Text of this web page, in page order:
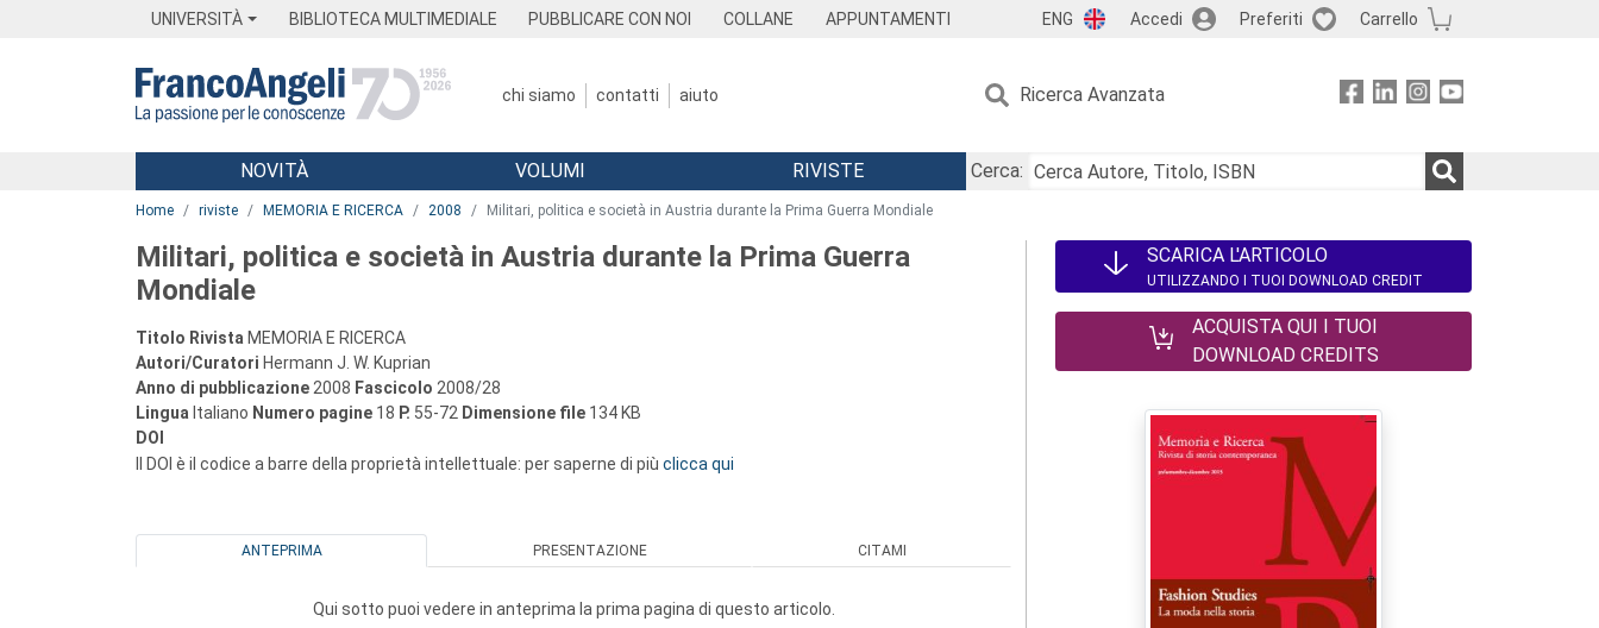
UNIVERSITÀ BIBLIOTECA MULTIMEDIALE PUBBLICARE CON NOI COLLANE APPUNTAMENTI ENG Accedi Preferiti Carrello
chi siamo contatti aiuto Ricerca Avanzata
Menu
NOVITÀ VOLUMI RIVISTE
Cerca:
Home riviste MEMORIA E RICERCA 2008 Militari, politica e società in Austria durante la Prima Guerra Mondiale
Militari, politica e società in Austria durante la Prima Guerra
Mondiale
Titolo Rivista MEMORIA E RICERCA
Autori/Curatori Hermann J. W. Kuprian
Anno di pubblicazione 2008 Fascicolo 2008/28
Lingua Italiano Numero pagine 18 P. 55-72 Dimensione file 134 KB
DOI
Il DOI è il codice a barre della proprietà intellettuale: per saperne di più clicca qui
ANTEPRIMA PRESENTAZIONE CITAMI
Qui sotto puoi vedere in anteprima la prima pagina di questo articolo.
SCARICA L'ARTICOLO
UTILIZZANDO I TUOI DOWNLOAD CREDIT
ACQUISTA QUI I TUOI
DOWNLOAD CREDITS